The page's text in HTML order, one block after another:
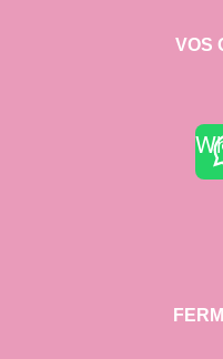
VOS